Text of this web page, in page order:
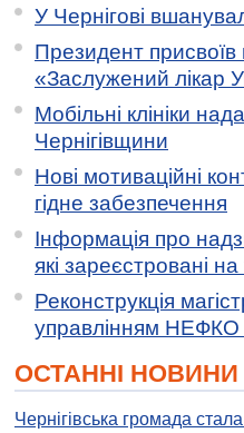
У Чернігові
Президент
«Заслужений лікар
Мобільні клініки
Чернігівщини
Нові мотиваційні
гідне забезпечення
Інформація про
які зареєстровані
Реконструкція
управлінням НЕФКО
ОСТАННІ НОВИНИ
Чернігівська громада